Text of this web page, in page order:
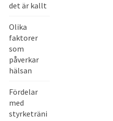
det är kallt
Olika
faktorer
som
påverkar
hälsan
Fördelar
med
styrketräni